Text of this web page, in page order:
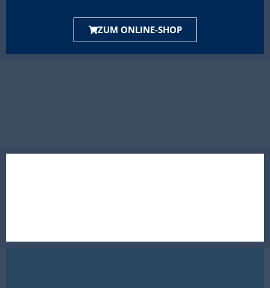
ZUM ONLINE-SHOP